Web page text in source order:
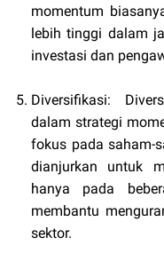
momentum
lebih tinggi dalam
investasi dan
Diversifikasi:
dalam strategi
fokus pada saham-
dianjurkan untuk
hanya pada
membantu
sektor.